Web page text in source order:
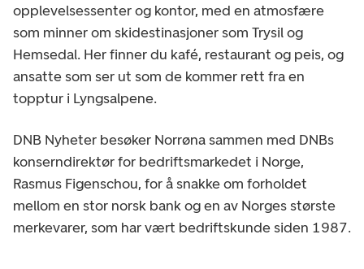
opplevelsessenter og kontor, med en atmosfære
som minner om skidestinasjoner som Trysil og
Hemsedal. Her finner du kafé, restaurant og peis, og
ansatte som ser ut som de kommer rett fra en
topptur i Lyngsalpene.
DNB Nyheter besøker Norrøna sammen med DNBs
konserndirektør for bedriftsmarkedet i Norge,
Rasmus Figenschou, for å snakke om forholdet
mellom en stor norsk bank og en av Norges største
merkevarer, som har vært bedriftskunde siden 1987.